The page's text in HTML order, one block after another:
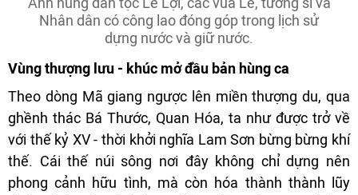
Nhân dân có công lao đóng góp trong lịch sử
dựng nước và giữ nước.
Vùng thượng lưu - khúc mở đầu bản hùng ca
Theo dòng Mã giang ngược lên miền thượng du, qua
ghềnh thác Bá Thước, Quan Hóa, ta như được trở về
với thế kỷ XV - thời khởi nghĩa Lam Sơn bừng bừng khí
thế. Cái thế núi sông nơi đây không chỉ dựng nên
phong cảnh hữu tình, mà còn hóa thành thành lũy